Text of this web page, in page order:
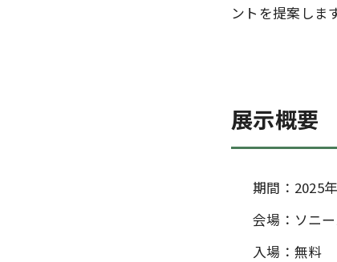
ントを提案します
展示概要
期間：2025
会場：ソニ
入場：無料